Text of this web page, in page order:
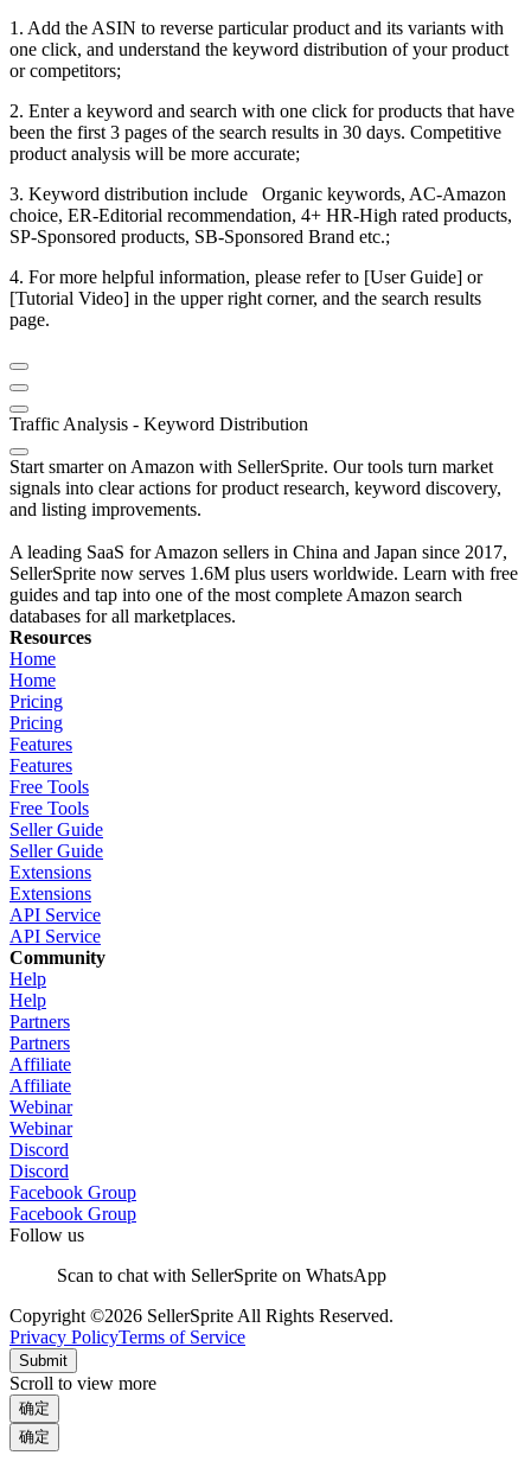
1. Add the ASIN to reverse particular product and its variants with
one click, and understand the keyword distribution of your product
or competitors;
2. Enter a keyword and search with one click for products that have
been the first 3 pages of the search results in 30 days. Competitive
product analysis will be more accurate;
3. Keyword distribution include Organic keywords, AC-Amazon
choice, ER-Editorial recommendation, 4+ HR-High rated products,
SP-Sponsored products, SB-Sponsored Brand etc.;
4. For more helpful information, please refer to [User Guide] or
[Tutorial Video] in the upper right corner, and the search results
page.
Traffic Analysis - Keyword Distribution
Start smarter on Amazon with SellerSprite. Our tools turn market
signals into clear actions for product research, keyword discovery,
and listing improvements.
A leading SaaS for Amazon sellers in China and Japan since 2017,
SellerSprite now serves 1.6M plus users worldwide. Learn with free
guides and tap into one of the most complete Amazon search
databases for all marketplaces.
Resources
Home
Home
Pricing
Pricing
Features
Features
Free Tools
Free Tools
Seller Guide
Seller Guide
Extensions
Extensions
API Service
API Service
Community
Help
Help
Partners
Partners
Affiliate
Affiliate
Webinar
Webinar
Discord
Discord
Facebook Group
Facebook Group
Follow us
Scan to chat with SellerSprite on WhatsApp
Copyright ©2026 SellerSprite All Rights Reserved.
Privacy PolicyTerms of Service
Submit
Scroll to view more
确定
确定